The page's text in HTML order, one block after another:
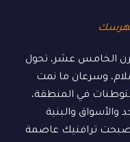
الخامس عشر، تحول
وسرعان ما نمت
في المنطقة،
والبنية
المختلفة. وخلال عام 1699 أصبحت ترافنيك عاصمة